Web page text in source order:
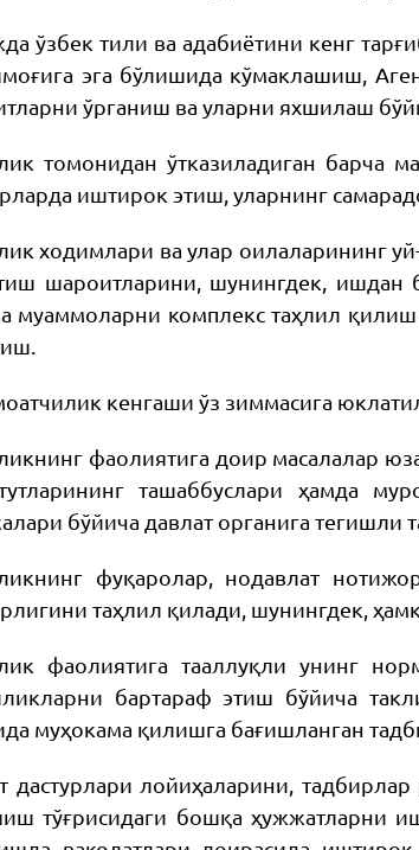
ўзбек тили ва адабиётини кенг
эга бўлишида кўмаклашиш,
ўрганиш ва уларни яхшилаш
томонидан ўтказиладиган барча
иштирок этиш, уларнинг
ходимлари ва улар оилаларининг
шароитларини, шунингдек,
муаммоларни комплекс таҳлил
кенгаши ўз зиммасига
фаолиятига доир масалалар
ташаббуслари ҳамда
бўйича давлат органига тегишли
фуқаролар, нодавлат
таҳлил қилади, шунингдек,
фаолиятига тааллуқли унинг
бартараф этиш бўйича
муҳокама қилишга бағишланган
дастурлари лойиҳаларини,
тўғрисидаги бошқа ҳужжатларни